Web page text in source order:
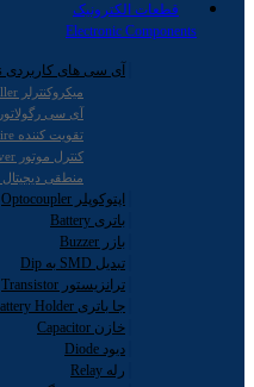
قطعات الکترونیک
Electronic Components
آی سی های کاربردی Integrated Circuits
میکروکنترلر Microcontroller
آی سی رگولاتور Regulator
تقویت کننده Operation Amplifire
کنترل موتور Motor Driver
منطقی دیجیتال Logic
اپتوکوپلر Optocoupler
باتری Battery
بازر Buzzer
تبدیل SMD به Dip
ترانزیستور Transistor
جا باتری Battery Holder
خازن Capacitor
دیود Diode
رله Relay